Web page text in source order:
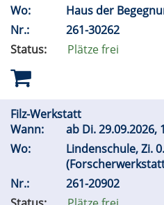
Wo:
Haus der
Nr.:
261-30262
Status:
Plätze frei
Filz-Werkstatt
Wann:
ab Di.29.09.2026,
Wo:
Lindenschule, Zi.
Nr.:
261-20902